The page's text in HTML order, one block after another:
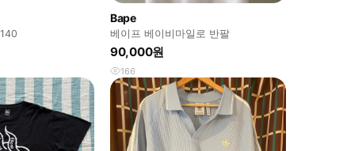
Bape
베이프 베이비마일로 반팔
90,000원
166